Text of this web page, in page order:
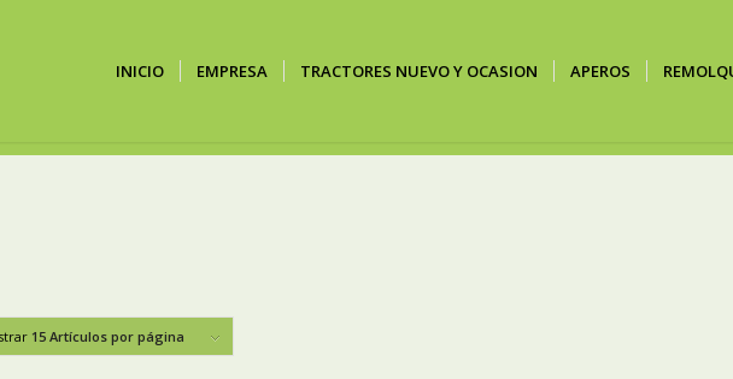
INICIO EMPRESA TRACTORES NUEVO Y OCASION APEROS
15 Artículos por página